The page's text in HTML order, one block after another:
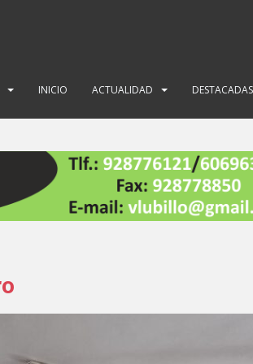
INICIO ACTUALIDAD DESTACADAS